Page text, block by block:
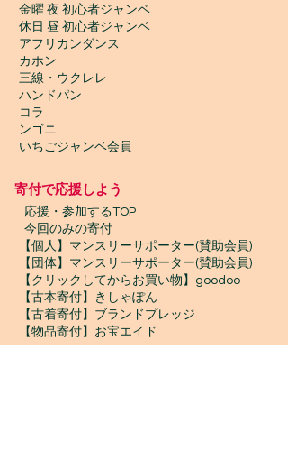
金曜 夜 初心者ジャンベ
休日 昼 初心者ジャンベ
アフリカンダンス
カホン
三線・ウクレレ
ハンドパン
コラ
ンゴニ
いちごジャンベ会員
寄付で応援しよう
応援・参加するTOP
今回のみの寄付
【個人】マンスリーサポーター(賛助会員)
【団体】マンスリーサポーター(賛助会員)
【クリックしてからお買い物】goodoo
【古本寄付】きしゃぽん
【古着寄付】ブランドプレッジ
【物品寄付】お宝エイド